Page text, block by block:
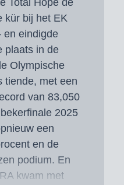
Total Hope de
kür bij het EK
en eindigde
plaats in de
Olympische
tiende, met een
van 83,050
2025
een
en de
podium. En
kwam met